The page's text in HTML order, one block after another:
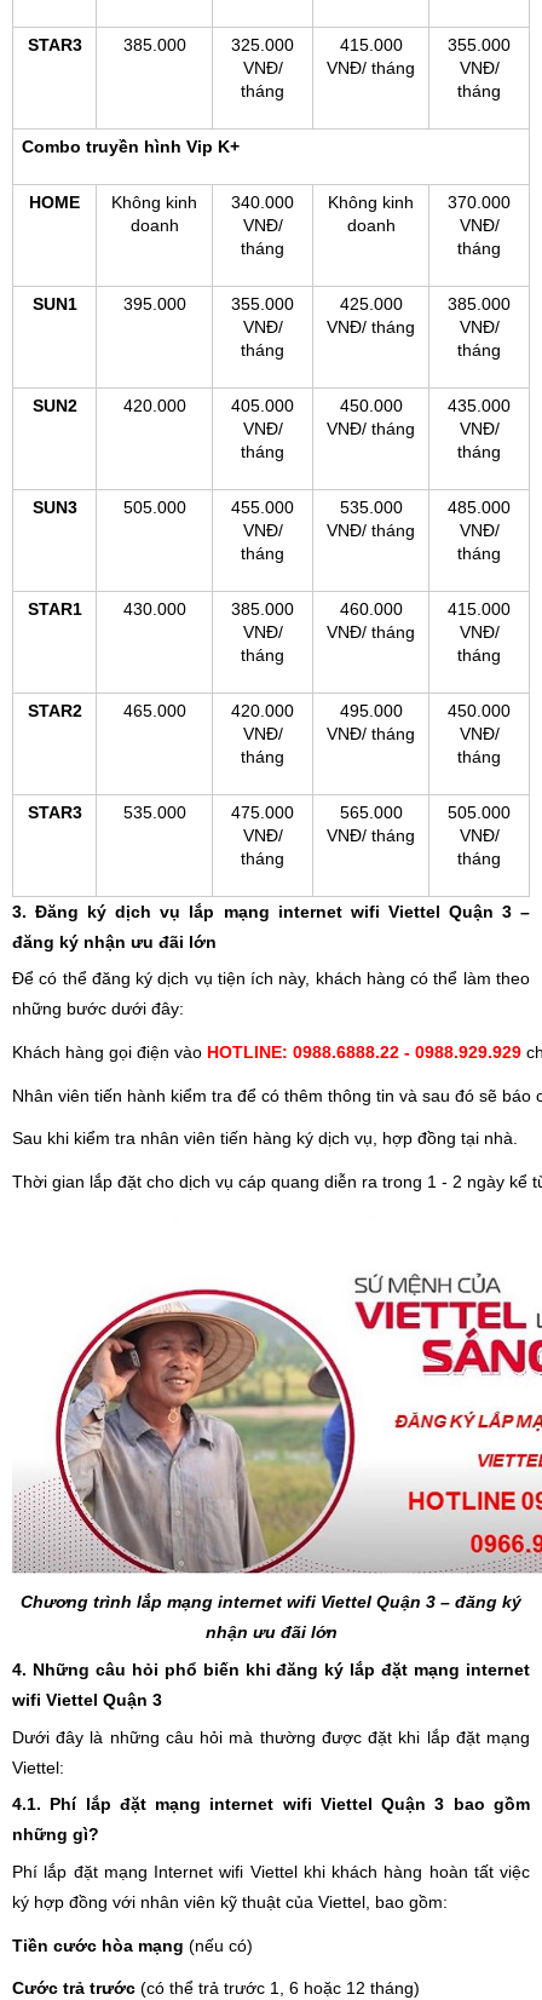
STAR3 385.000
325.000
VNĐ/
tháng
415.000
VNĐ/ tháng
355.000
VNĐ/
tháng
Combo truyền hình Vip K+
HOME
Không kinh
doanh
340.000
VNĐ/
tháng
Không kinh
doanh
370.000
VNĐ/
tháng
SUN1 395.000
355.000
VNĐ/
tháng
425.000
VNĐ/ tháng
385.000
VNĐ/
tháng
SUN2 420.000
405.000
VNĐ/
tháng
450.000
VNĐ/ tháng
435.000
VNĐ/
tháng
SUN3 505.000
455.000
VNĐ/
tháng
535.000
VNĐ/ tháng
485.000
VNĐ/
tháng
STAR1 430.000
385.000
VNĐ/
tháng
460.000
VNĐ/ tháng
415.000
VNĐ/
tháng
STAR2 465.000
420.000
VNĐ/
tháng
495.000
VNĐ/ tháng
450.000
VNĐ/
tháng
STAR3 535.000
475.000
VNĐ/
tháng
565.000
VNĐ/ tháng
505.000
VNĐ/
tháng
3. Đăng ký dịch vụ lắp mạng internet wifi Viettel Quận 3 –
đăng ký nhận ưu đãi lớn
Để có thể đăng ký dịch vụ tiện ích này, khách hàng có thể làm theo
những bước dưới đây:
Khách hàng gọi điện vào HOTLINE: 0988.6888.22 - 0988.929.929
Nhân viên tiến hành kiểm tra để có thêm thông tin và sau đó sẽ báo
Sau khi kiểm tra nhân viên tiến hàng ký dịch vụ, hợp đồng tại nhà.
Thời gian lắp đặt cho dịch vụ cáp quang diễn ra trong 1 - 2 ngày kể
Chương trình lắp mạng internet wifi Viettel Quận 3 – đăng ký
nhận ưu đãi lớn
4. Những câu hỏi phổ biến khi đăng ký lắp đặt mạng internet
wifi Viettel Quận 3
Dưới đây là những câu hỏi mà thường được đặt khi lắp đặt mạng
Viettel:
4.1. Phí lắp đặt mạng internet wifi Viettel Quận 3 bao gồm
những gì?
Phí lắp đặt mạng Internet wifi Viettel khi khách hàng hoàn tất việc
ký hợp đồng với nhân viên kỹ thuật của Viettel, bao gồm:
Tiền cước hòa mạng (nếu có)
Cước trả trước (có thể trả trước 1, 6 hoặc 12 tháng)